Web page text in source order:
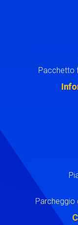
Pacchetto
Parcheggio